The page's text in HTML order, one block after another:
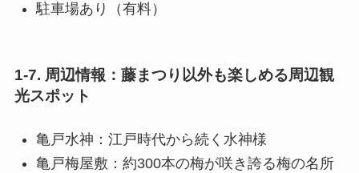
駐車場あり（有料）
1-7. 周辺情報：藤まつり以外も楽しめる周辺観
光スポット
亀戸水神：江戸時代から続く水神様
亀戸梅屋敷：約300本の梅が咲き誇る梅の名所